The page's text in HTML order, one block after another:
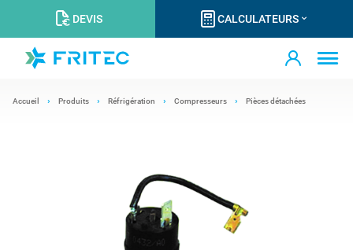
DEVIS CALCULATEURS
Accueil Produits Réfrigération Compresseurs Pièces détachées